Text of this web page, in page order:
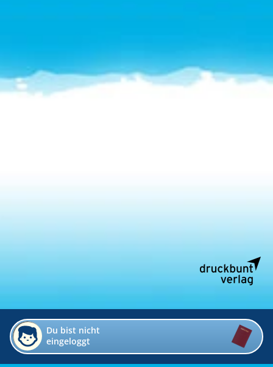
Du bist nicht
eingeloggt